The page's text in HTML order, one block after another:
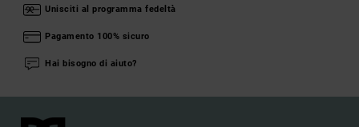
Unisciti al programma fedeltà
Pagamento 100% sicuro
Hai bisogno di aiuto?